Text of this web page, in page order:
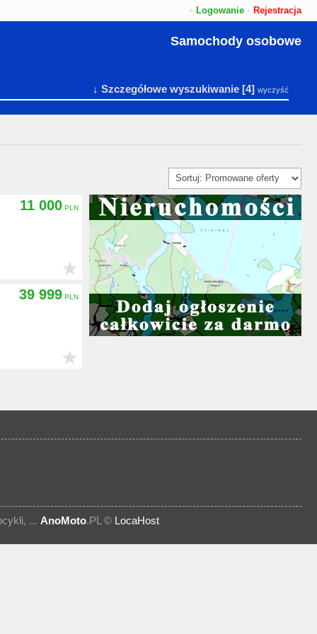
• Logowanie • Rejestracja
Samochody osobowe
↓ Szczegółowe wyszukiwanie[4] wyczyść
11 000
★
39 999
... AnoMoto.PL © LocaHost